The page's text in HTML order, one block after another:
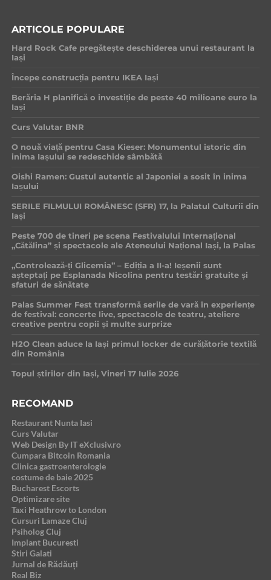
ARTICOLE POPULARE
Hard Rock Cafe pregătește deschiderea unui restaurant la
Iași
Începe construcția pentru IKEA Iași
Berăria H planifică o investiție de peste 40 milioane euro la
Iași
Curs Valutar BNR
O nouă viață pentru Casa Kieser: Monumentul istoric din
inima Iașului se redeschide sâmbătă
Oishi Ramen: Gustul autentic al Japoniei a sosit în inima
Iașului
SERILE FILMULUI ROMÂNESC (SFR) 17, la Palatul Culturii din
Iași
Peste 700 de tineri pe scena Festivalului Internațional
„Cătălina” și spectacole ale Ateneului Național Iași, la Palas
„Controlează-ți Glicemia” – Ediția a II-a! Ieșenii sunt
așteptați pe Esplanada Nicolina pentru testări gratuite și
sfaturi de sănătate
Palas Summer Fest transformă serile de vară în experiențe
de festival: concerte live, spectacole de teatru, ateliere
creative pentru copii și multe surprize
H2O Clean aduce la Iași primul locker de curățătorie textilă
din România
Topul știrilor din Iași, Vineri 17 Iulie 2026
RECOMAND
Restaurant Nunta Iasi
Curs Valutar
Web Design By IT eXclusiv.ro
Cumpara Bitcoin Romania
Clinica gastroenterologie
costume de baie 2025
Bucharest Escorts
Optimizare site
Taxi Heathrow to London
Cursuri Lamaze Cluj
Psiholog Cluj
Implant Bucuresti
Stiri Galati
Jurnal de Rădăuți
Real Biz